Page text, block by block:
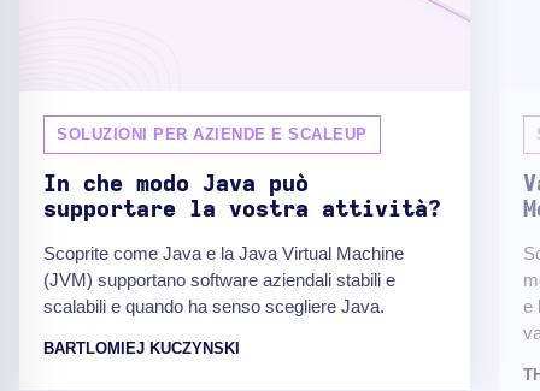
SOLUZIONI PER AZIENDE E SCALEUP
In che modo Java può
supportare la vostra attività?
Scoprite come Java e la Java Virtual Machine
(JVM) supportano software aziendali stabili e
scalabili e quando ha senso scegliere Java.
BARTLOMIEJ KUCZYNSKI
e